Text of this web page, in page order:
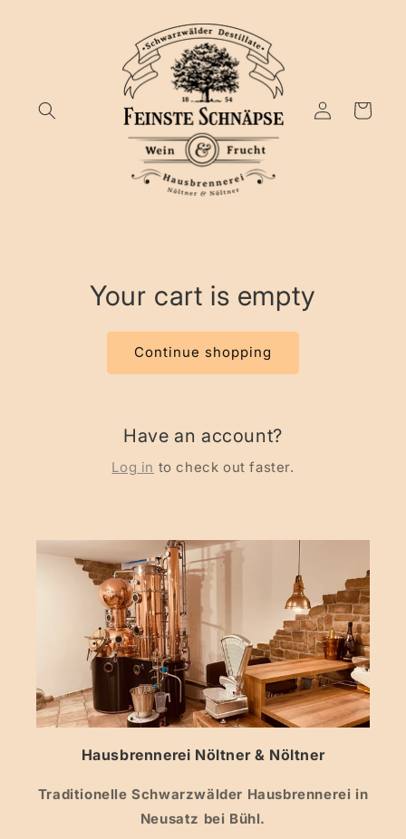
Log
in
Cart
Your cart is empty
Continue shopping
Have an account?
Log in to check out faster.
Hausbrennerei Nöltner & Nöltner
Traditionelle Schwarzwälder Hausbrennerei in
Neusatz bei Bühl.